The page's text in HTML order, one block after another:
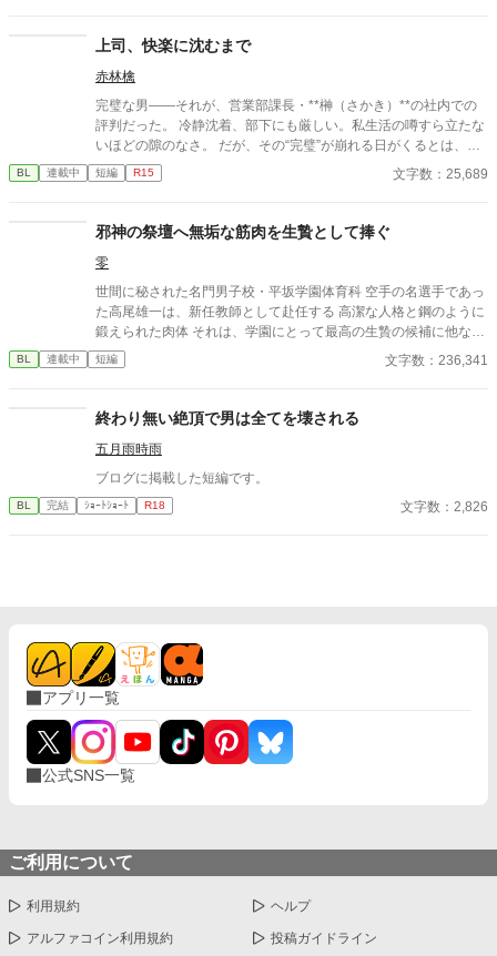
上司、快楽に沈むまで
赤林檎
完璧な男――それが、営業部課長・**榊（さかき）**の社内での
評判だった。 冷静沈着、部下にも厳しい。私生活の噂すら立たな
いほどの隙のなさ。 だが、その“完璧”が崩れる日がくるとは、誰
も想像していなかった。 入社三年目の篠原は、榊の直属の部下。
真面目だが強気で、どこか挑発的な笑みを浮かべる青年。 ある
原は上司に向かって、いつもの穏やかな口調を崩した。「……そ
んな顔、部下には見せないんですね」 疲労で僅かに緩んだ榊の表
情。 その弱さを見逃さず、篠原はデスク越しに距離を詰める。
「強がらなくていいですよ。俺の前では、もう」 指先が榊のネク
タイを掴む。 引き寄せられた瞬間、榊の理性は音を立てて崩れ
た。 拒むことも、許すこともできないまま、 彼は“部下”の手によ
びに、自分の知らなかった感情と快楽を知る。それは、上司とし
ずっと榊だけを見つめ続けてきた、静かな執着がある。 「俺、前
から思ってたんです。 あなたが誰かに“支配される”ところ、き
ることで初めて“生きている”と感じてしまう――。 上司と部下、
立場も理性も、すべてが絡み合うオフィスの夜。 秘密の扉を開け
BL 連載中 短編 R15 文字数：25,689
邪神の祭壇へ無垢な筋肉を生贄として捧ぐ
零
世間に秘された名門男子校・平坂学園体育科 空手の名選手であっ
た高尾雄一は、新任教師として赴任する 高潔な人格と鋼のように
鍛えられた肉体 それは、学園にとって最高の生贄の候補に他なら
なかった 至高の筋肉を持つ、精神を削られ意志をなくした青年を
太古の神に捧げるため、“水”、“風”、“土”の信奉者達が暗躍する 意
校で繰り広げられるダークファンタジー
BL 連載中 短編 文字数：236,341
終わり無い絶頂で男は全てを壊される
五月雨時雨
ブログに掲載した短編です。
BL 完結 ｼｮｰﾄｼｮｰﾄ R18 文字数：2,826
アプリ一覧
公式SNS一覧
ご利用について
利用規約 ヘルプ
アルファコイン利用規約 投稿ガイドライン